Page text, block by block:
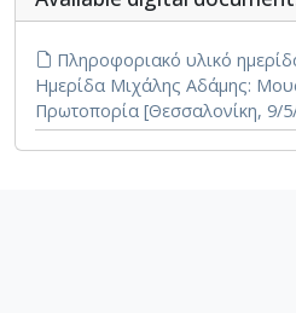
Πληροφοριακό υλικό
Ημερίδα Μιχάλης Αδάμης:
Πρωτοπορία [Θεσσαλονίκη, 9/